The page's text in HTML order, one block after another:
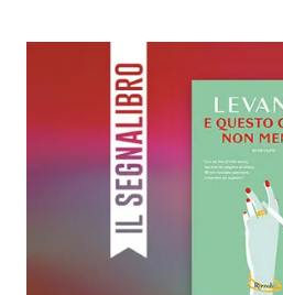
CONCORSI